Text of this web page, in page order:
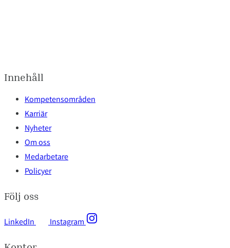
Innehåll
Kompetensområden
Karriär
Nyheter
Om oss
Medarbetare
Policyer
Följ oss
LinkedIn Instagram